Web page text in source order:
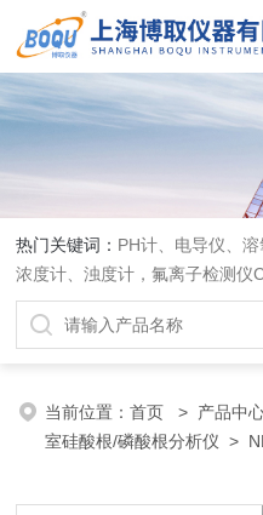
热门关键词： PH计、电导仪、
浓度计、浊度计，氟离子检测仪
仪，PH电极、溶氧电极、电导
当前位置：首页 > 产品中
室硅酸根/磷酸根分析仪 >